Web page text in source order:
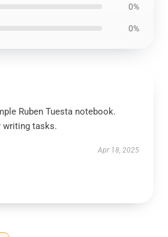
0%
0%
Ruben Tuesta notebook.
writing tasks.
Apr 18, 2025